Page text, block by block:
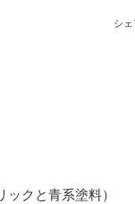
シェ
クと青系塗料）